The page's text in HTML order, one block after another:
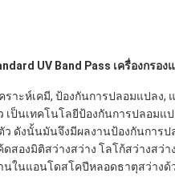
UV Band Pass เครื่องกรอง
คราะห์เคมี, ป้องกันการปลอมแป
ป็นเทคโนโลยีป้องกันการปลอม
ดังนั้นมันจึงมีผลงานป้องกันการ
องมิติสว่างสว่าง โลโก้สว่างสว่
ในแอนโดสโคปีหลอดธาตุสว่างด้ว